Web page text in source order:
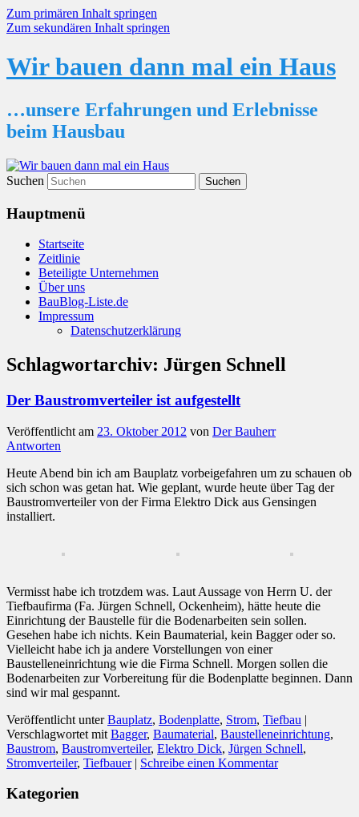
Zum primären Inhalt springen
Zum sekundären Inhalt springen
Wir bauen dann mal ein Haus
…unsere Erfahrungen und Erlebnisse
beim Hausbau
Suchen
Hauptmenü
Startseite
Zeitlinie
Beteiligte Unternehmen
Über uns
BauBlog-Liste.de
Impressum
Datenschutzerklärung
Schlagwortarchiv: Jürgen Schnell
Der Baustromverteiler ist aufgestellt
Veröffentlicht am 23. Oktober 2012 von Der Bauherr
Antworten
Heute Abend bin ich am Bauplatz vorbeigefahren um zu schauen ob
sich schon was getan hat. Wie geplant, wurde heute über Tag der
Baustromverteiler von der Firma Elektro Dick aus Gensingen
installiert.
Vermisst habe ich trotzdem was. Laut Aussage von Herrn U. der
Tiefbaufirma (Fa. Jürgen Schnell, Ockenheim), hätte heute die
Einrichtung der Baustelle für die Bodenarbeiten sein sollen.
Gesehen habe ich nichts. Kein Baumaterial, kein Bagger oder so.
Vielleicht habe ich ja andere Vorstellungen von einer
Baustelleneinrichtung wie die Firma Schnell. Morgen sollen die
Bodenarbeiten zur Vorbereitung für die Bodenplatte beginnen. Dann
sind wir mal gespannt.
Veröffentlicht unter Bauplatz, Bodenplatte, Strom, Tiefbau |
Verschlagwortet mit Bagger, Baumaterial, Baustelleneinrichtung,
Baustrom, Baustromverteiler, Elektro Dick, Jürgen Schnell,
Stromverteiler, Tiefbauer | Schreibe einen Kommentar
Kategorien